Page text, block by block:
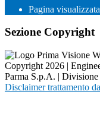
Pagina visualizzata
Sezione Copyright
Copyright 2026 |
Parma S.p.A. |
Disclaimer trattamento